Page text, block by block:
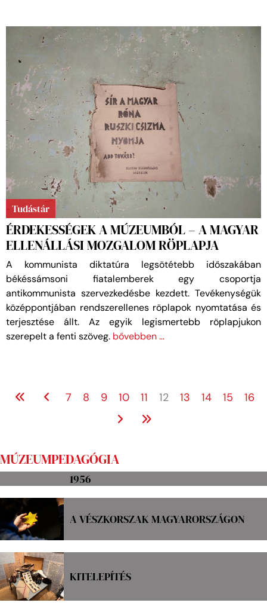
Tudástár
ÉRDEKESSÉGEK A MÚZEUMBÓL – A MAGYAR
ELLENÁLLÁSI MOZGALOM RÖPLAPJA
A kommunista diktatúra legsötétebb időszakában
békéssámsoni fiatalemberek egy csoportja
antikommunista szervezkedésbe kezdett. Tevékenységük
középpontjában rendszerellenes röplapok nyomtatása és
terjesztése állt. Az egyik legismertebb röplapjukon
szerepelt a fenti szöveg. bővebben …
7 8 9 10 11 12 13 14 15 16
MÚZEUMPEDAGÓGIA
1956
A VÉSZKORSZAK MAGYARORSZÁGON
KITELEPÍTÉS